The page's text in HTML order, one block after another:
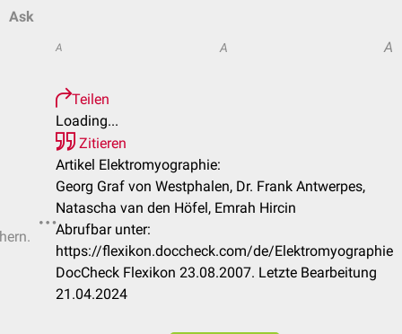
Ask
A A A
Teilen
Loading...
Zitieren
Artikel Elektromyographie:
Georg Graf von Westphalen, Dr. Frank Antwerpes,
Natascha van den Höfel, Emrah Hircin
Abrufbar unter:
https://flexikon.doccheck.com/de/Elektromyographie
DocCheck Flexikon 23.08.2007. Letzte Bearbeitung
21.04.2024